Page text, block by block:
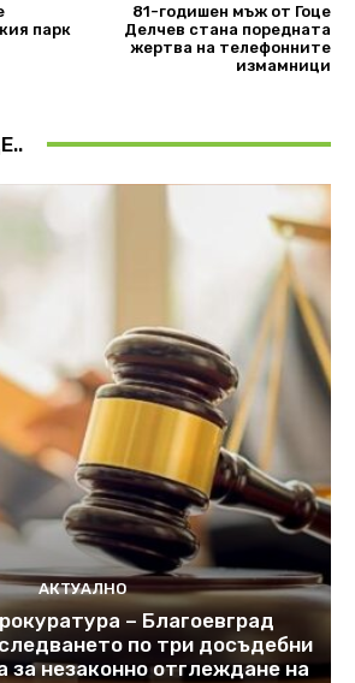
парк
81-годишен мъж от Гоце
Делчев стана поредната
жертва на телефонните
измамници
АКТУАЛНО
– Благоевград
по три досъдебни
за незаконно отглеждане на